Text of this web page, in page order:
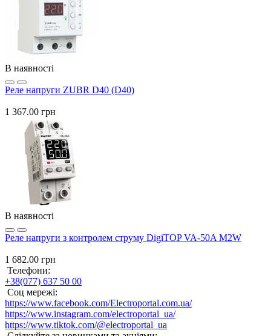
В наявності
Реле напруги ZUBR D40 (D40)
1 367.00 грн
В наявності
Реле напруги з контролем струму DigiTOP VA-50A M2W
1 682.00 грн
Телефони:
+38(077) 637 50 00
Соц мережі:
https://www.facebook.com/Electroportal.com.ua/
https://www.instagram.com/electroportal_ua/
https://www.tiktok.com/@electroportal_ua